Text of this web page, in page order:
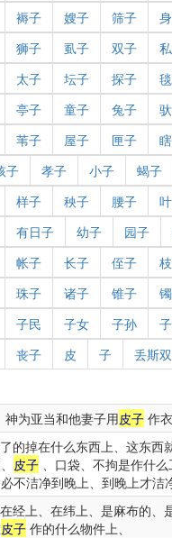
褥子 嫂子 筛子
狮子 虱子 双子
太子 坛子 探子
亭子 童子 兔子
苇子 屋子 匣子
子 孝子 小子 蝎子
样子 秧子 腰子
有日子 幼子 园子
帐子 长子 侄子
珠子 诸子 锥子
子民 子女 子孙
丧子 皮 子 丢斯
为亚当和他妻子用皮子 作
的掉在什么东西上、这东西
皮子、口袋、不拘是作什
不洁净到晚上、到晚上才洁
经上、在纬上、是麻布的、
皮子作的什么物件上、